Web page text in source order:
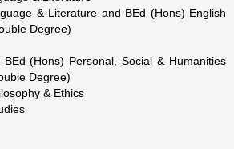
& Literature and BEd (Hons) English
Degree)
(Hons) Personal, Social & Humanities
Degree)
& Ethics